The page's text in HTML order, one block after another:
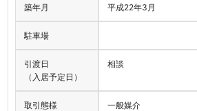
築年月 平成22年3月
駐車場
引渡日
（入居予定日）
相談
取引態様 一般媒介